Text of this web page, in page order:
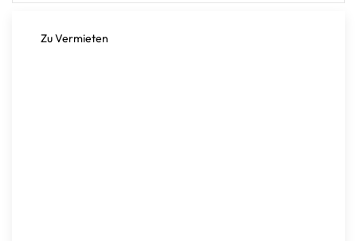
Zu Vermieten